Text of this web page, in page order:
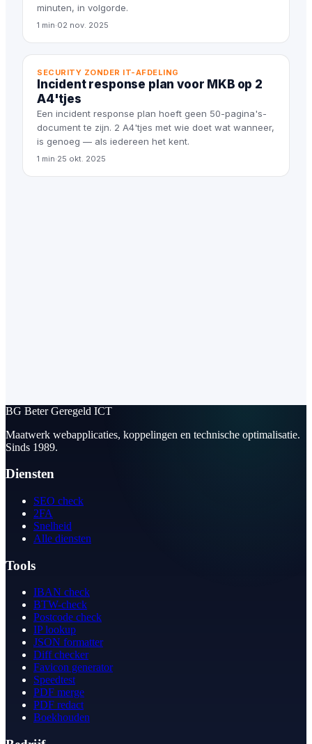
minuten, in volgorde.
1 min·02 nov. 2025
SECURITY ZONDER IT-AFDELING
Incident response plan voor MKB op 2
A4'tjes
Een incident response plan hoeft geen 50-pagina's-
document te zijn. 2 A4'tjes met wie doet wat wanneer,
is genoeg — als iedereen het kent.
1 min·25 okt. 2025
BG Beter Geregeld ICT
Maatwerk webapplicaties, koppelingen en technische optimalisatie.
Sinds 1989.
Diensten
SEO check
2FA
Snelheid
Alle diensten
Tools
IBAN check
BTW-check
Postcode check
IP lookup
JSON formatter
Diff checker
Favicon generator
Speedtest
PDF merge
PDF redact
Boekhouden